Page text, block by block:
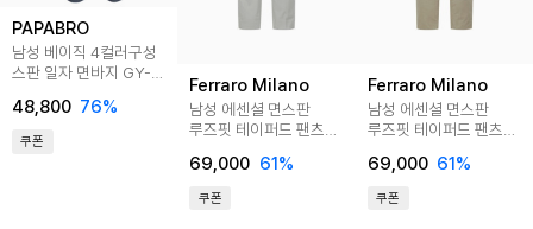
PAPABRO
남성 베이직 4컬러구성
스판 일자 면바지 GY-
48,800 76%
쿠폰
Ferraro Milano
남성 에센셜 면스판
루즈핏 테이퍼드 팬츠
(A0C720832)
69,000 61%
쿠폰
Ferraro Milano
남성 에센셜 면스판
루즈핏 테이퍼드 팬츠
69,000 61%
쿠폰